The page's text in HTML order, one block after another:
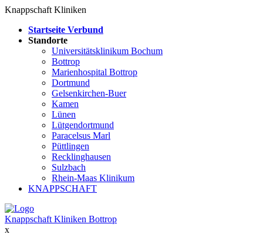
Knappschaft Kliniken
Startseite Verbund
Standorte
Universitätsklinikum Bochum
Bottrop
Marienhospital Bottrop
Dortmund
Gelsenkirchen-Buer
Kamen
Lünen
Lütgendortmund
Paracelsus Marl
Püttlingen
Recklinghausen
Sulzbach
Rhein-Maas Klinikum
KNAPPSCHAFT
Knappschaft Kliniken Bottrop
x